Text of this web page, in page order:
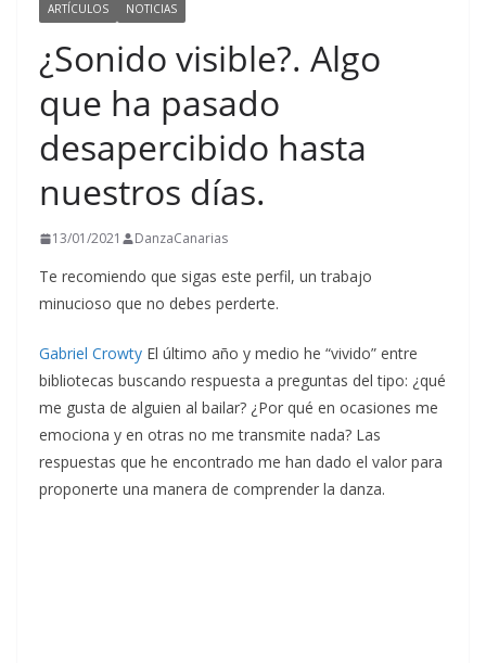
ARTÍCULOS NOTICIAS
¿Sonido visible?. Algo
que ha pasado
desapercibido hasta
nuestros días.
13/01/2021 DanzaCanarias
Te recomiendo que sigas este perfil, un trabajo
minucioso que no debes perderte.
Gabriel Crowty El último año y medio he “vivido” entre
bibliotecas buscando respuesta a preguntas del tipo: ¿qué
me gusta de alguien al bailar? ¿Por qué en ocasiones me
emociona y en otras no me transmite nada? Las
respuestas que he encontrado me han dado el valor para
proponerte una manera de comprender la danza.